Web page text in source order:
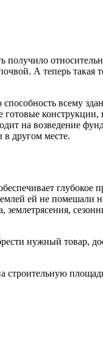
получило
А теперь такая
всему
на возведение
в другом месте.
ей не помешали
нужный товар,